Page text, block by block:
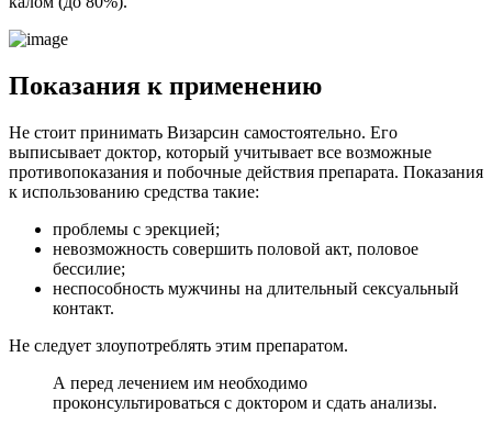
Показания к применению
Не стоит принимать Визарсин самостоятельно. Его
выписывает доктор, который учитывает все возможные
противопоказания и побочные действия препарата. Показания
к использованию средства такие:
проблемы с эрекцией;
невозможность совершить половой акт, половое
бессилие;
неспособность мужчины на длительный сексуальный
контакт.
Не следует злоупотреблять этим препаратом.
А перед лечением им необходимо
проконсультироваться с доктором и сдать анализы.